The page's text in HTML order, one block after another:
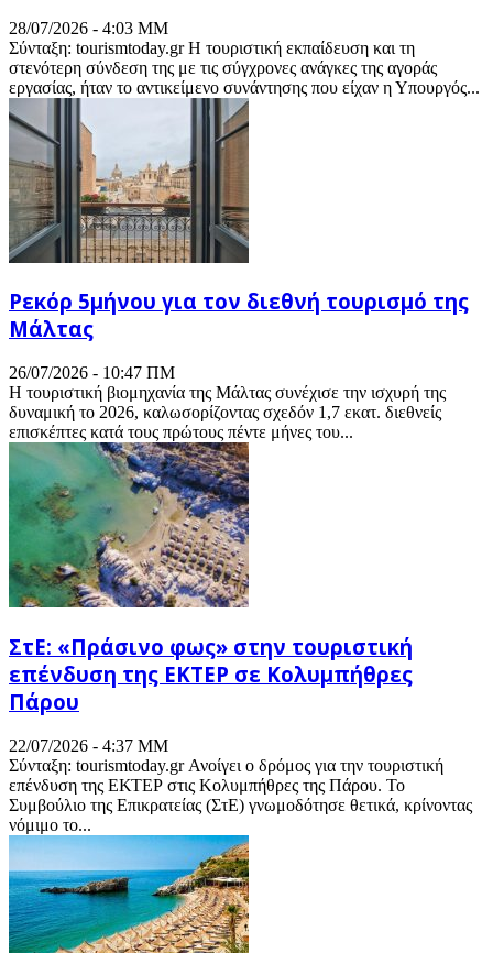
28/07/2026 - 4:03 ΜΜ
Σύνταξη: tourismtoday.gr Η τουριστική εκπαίδευση και τη
στενότερη σύνδεση της με τις σύγχρονες ανάγκες της αγοράς
εργασίας, ήταν το αντικείμενο συνάντησης που είχαν η Υπουργός...
Ρεκόρ 5μήνου για τον διεθνή τουρισμό της
Μάλτας
26/07/2026 - 10:47 ΠΜ
Η τουριστική βιομηχανία της Μάλτας συνέχισε την ισχυρή της
δυναμική το 2026, καλωσορίζοντας σχεδόν 1,7 εκατ. διεθνείς
επισκέπτες κατά τους πρώτους πέντε μήνες του...
ΣτΕ: «Πράσινο φως» στην τουριστική
επένδυση της ΕΚΤΕΡ σε Κολυμπήθρες
Πάρου
22/07/2026 - 4:37 ΜΜ
Σύνταξη: tourismtoday.gr Ανοίγει ο δρόμος για την τουριστική
επένδυση της ΕΚΤΕΡ στις Κολυμπήθρες της Πάρου. Το
Συμβούλιο της Επικρατείας (ΣτΕ) γνωμοδότησε θετικά, κρίνοντας
νόμιμο το...